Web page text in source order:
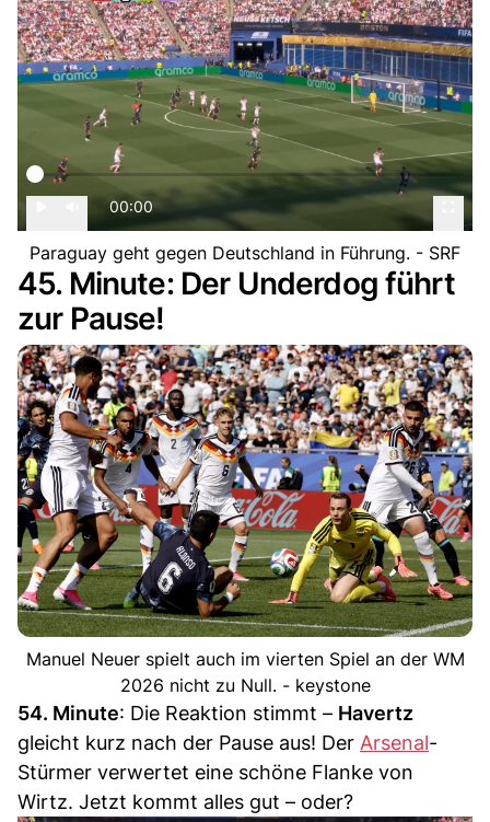
00:00
Paraguay geht gegen Deutschland in Führung. - SRF
45. Minute: Der Underdog führt
zur Pause!
Manuel Neuer spielt auch im vierten Spiel an der WM
2026 nicht zu Null. - keystone
54. Minute: Die Reaktion stimmt – Havertz
gleicht kurz nach der Pause aus! Der Arsenal-
Stürmer verwertet eine schöne Flanke von
Wirtz. Jetzt kommt alles gut – oder?